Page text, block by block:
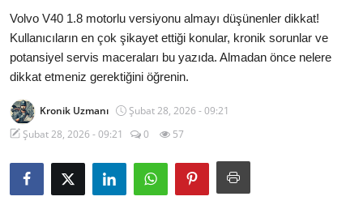
İletişim
Trafik & Cezalar
Sigorta & Kasko
Vergi & ÖTV & MTV
Sorgulamalar
Volvo V40 1.8 motorlu versiyonu almayı düşünenler dikkat!
Kullanıcıların en çok şikayet ettiği konular, kronik sorunlar ve
potansiyel servis maceraları bu yazıda. Almadan önce nelere
dikkat etmeniz gerektiğini öğrenin.
Kronik Uzmanı
Şubat 28, 2026 - 09:21
Şubat 28, 2026 - 09:21
0 57